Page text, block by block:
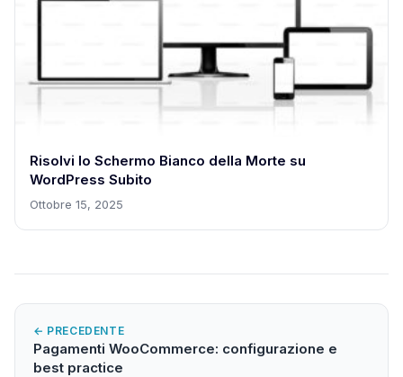
Risolvi lo Schermo Bianco della Morte su
WordPress Subito
Ottobre 15, 2025
← PRECEDENTE
Pagamenti WooCommerce: configurazione e
best practice